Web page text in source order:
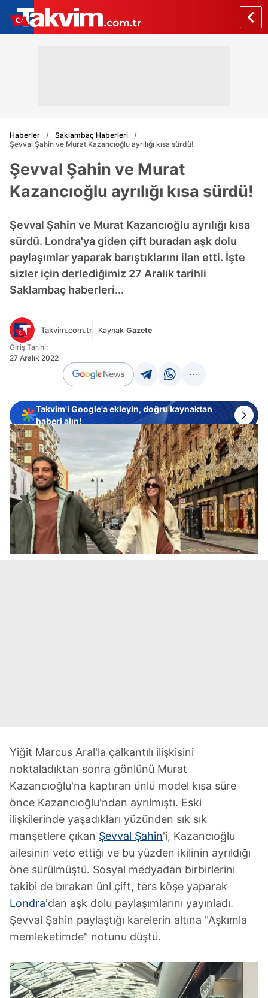
Haberler
Saklambaç Haberleri
Şevval Şahin ve Murat Kazancıoğlu ayrılığı kısa sürdü!
Şevval Şahin ve Murat
Kazancıoğlu ayrılığı kısa sürdü!
Şevval Şahin ve Murat Kazancıoğlu ayrılığı kısa
sürdü. Londra'ya giden çift buradan aşk dolu
paylaşımlar yaparak barıştıklarını ilan etti. İşte
sizler için derlediğimiz 27 Aralık tarihli
Saklambaç haberleri...
Takvim.com.tr Kaynak Gazete
Giriş Tarihi:
27 Aralık 2022
Takvim'i Google'a ekleyin, doğru kaynaktan
haberi alın!
Yiğit Marcus Aral'la çalkantılı ilişkisini
noktaladıktan sonra gönlünü Murat
Kazancıoğlu'na kaptıran ünlü model kısa süre
önce Kazancıoğlu'ndan ayrılmıştı. Eski
ilişkilerinde yaşadıkları yüzünden sık sık
manşetlere çıkan Şevval Şahin'i, Kazancıoğlu
ailesinin veto ettiği ve bu yüzden ikilinin ayrıldığı
öne sürülmüştü. Sosyal medyadan birbirlerini
takibi de bırakan ünl çift, ters köşe yaparak
Londra'dan aşk dolu paylaşımlarını yayınladı.
Şevval Şahin paylaştığı karelerin altına "Aşkımla
memleketimde" notunu düştü.